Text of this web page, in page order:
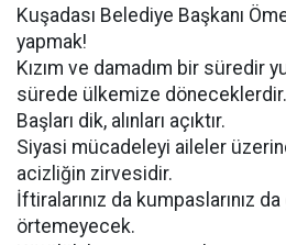
Kuşadası Belediye Başkanı
yapmak!
Kızım ve damadım bir süredir
sürede ülkemize döneceklerdir.
Başları dik, alınları açıktır.
Siyasi mücadeleyi aileler
acizliğin zirvesidir.
İftiralarınız da kumpaslarınız
örtemeyecek.